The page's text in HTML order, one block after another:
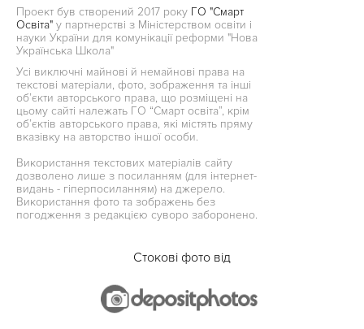
Проект був створений 2017 року ГО "Смарт
Освіта" у партнерстві з Міністерством освіти і
науки України для комунікації реформи "Нова
Українська Школа"
Усі виключні майнові й немайнові права на
текстові матеріали, фото, зображення та інші
об’єкти авторського права, що розміщені на
цьому сайті належать ГО “Смарт освіта”, крім
об’єктів авторського права, які містять пряму
вказівку на авторство іншої особи.
Використання текстових матеріалів сайту
дозволено лише з посиланням (для інтернет-
видань - гіперпосиланням) на джерело.
Використання фото та зображень без
погодження з редакцією суворо заборонено.
Стокові фото від